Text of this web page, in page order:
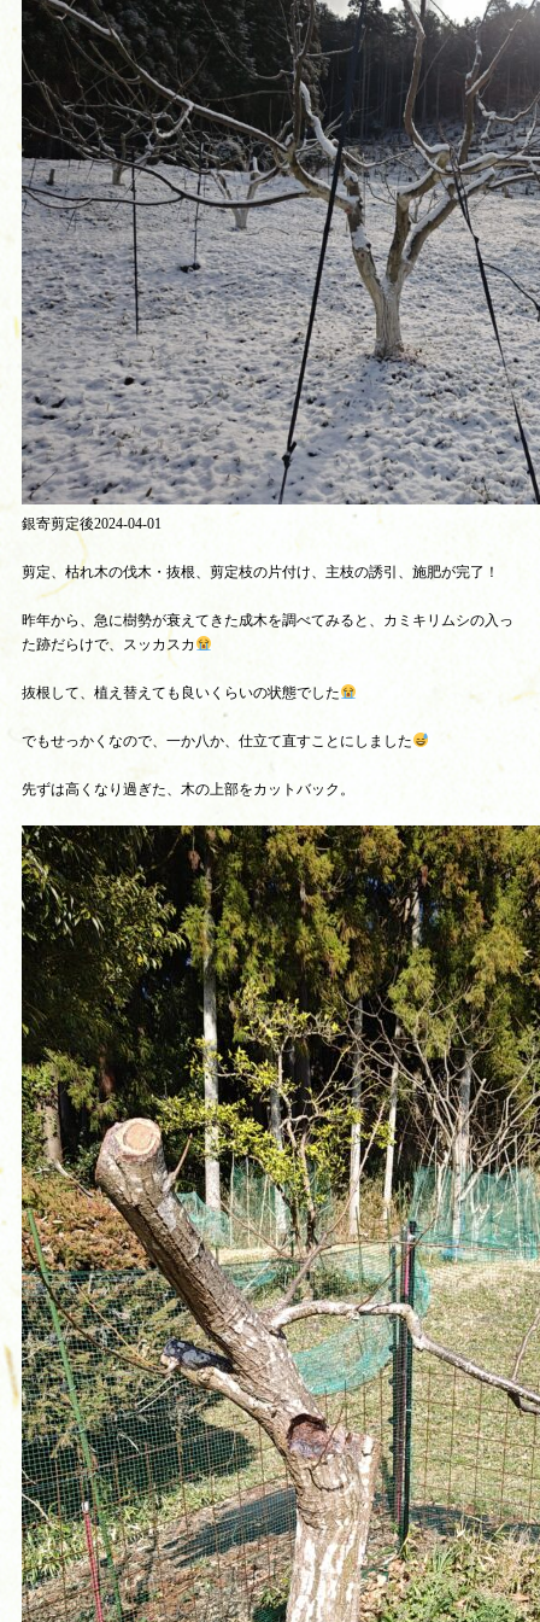
銀寄剪定後2024-04-01
剪定、枯れ木の伐木・抜根、剪定枝の片付け、主枝の誘引、施肥が完了！
昨年から、急に樹勢が衰えてきた成木を調べてみると、カミキリムシの入っ
た跡だらけで、スッカスカ
抜根して、植え替えても良いくらいの状態でした
でもせっかくなので、一か八か、仕立て直すことにしました
先ずは高くなり過ぎた、木の上部をカットバック。